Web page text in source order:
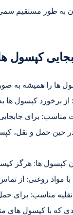
به طور مستقیم
کپسول
ها را همیشه به
از برخورد کپسول ها
مناسب: برای
حین حمل و نقل،
کپسول ها: هرگز
مواد روغنی: از
نقلیه مناسب: برای
که با کپسول های